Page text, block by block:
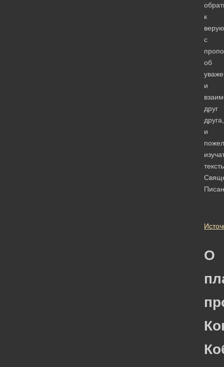
к
с
об
и
друг
друга,
и
О